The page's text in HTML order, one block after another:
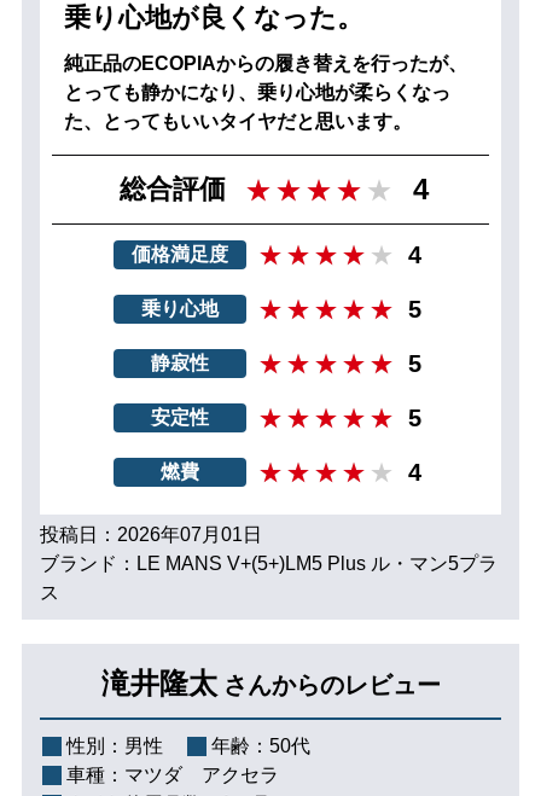
乗り心地が良くなった。
純正品のECOPIAからの履き替えを行ったが、
とっても静かになり、乗り心地が柔らくなっ
た、とってもいいタイヤだと思います。
総合評価 4
価格満足度 4
乗り心地 5
静寂性 5
安定性 5
燃費 4
投稿日：2026年07月01日
ブランド：LE MANS V+(5+)LM5 Plus ル・マン5プラ
ス
滝井隆太 さんからのレビュー
性別： 男性 年齢： 50代
車種： マツダ アクセラ